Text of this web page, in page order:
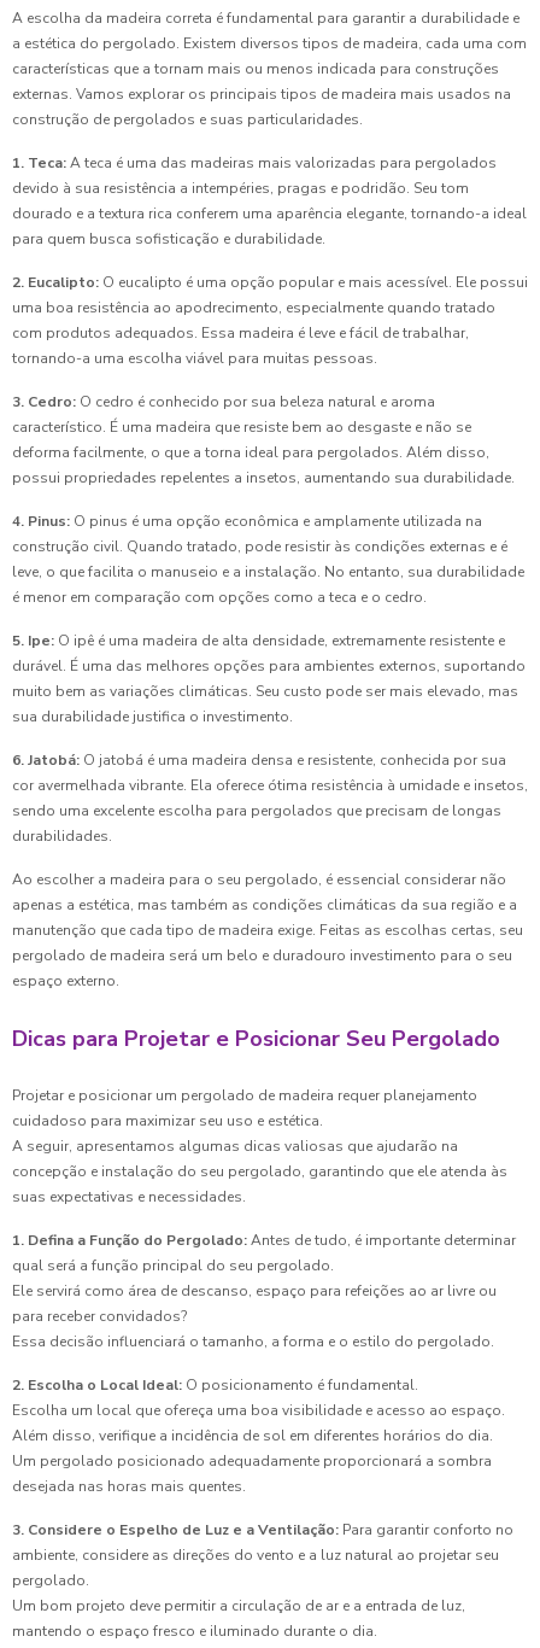
A escolha da madeira correta é fundamental para garantir a durabilidade e
a estética do pergolado. Existem diversos tipos de madeira, cada uma com
características que a tornam mais ou menos indicada para construções
externas. Vamos explorar os principais tipos de madeira mais usados na
construção de pergolados e suas particularidades.
1. Teca:A teca é uma das madeiras mais valorizadas para pergolados
devido à sua resistência a intempéries, pragas e podridão. Seu tom
dourado e a textura rica conferem uma aparência elegante, tornando-a ideal
para quem busca sofisticação e durabilidade.
2. Eucalipto: O eucalipto é uma opção popular e mais acessível. Ele possui
uma boa resistência ao apodrecimento, especialmente quando tratado
com produtos adequados. Essa madeira é leve e fácil de trabalhar,
tornando-a uma escolha viável para muitas pessoas.
3. Cedro: O cedro é conhecido por sua beleza natural e aroma
característico. É uma madeira que resiste bem ao desgaste e não se
deforma facilmente, o que a torna ideal para pergolados. Além disso,
possui propriedades repelentes a insetos, aumentando sua durabilidade.
4. Pinus: O pinus é uma opção econômica e amplamente utilizada na
construção civil. Quando tratado, pode resistir às condições externas e é
leve, o que facilita o manuseio e a instalação. No entanto, sua durabilidade
é menor em comparação com opções como a teca e o cedro.
5. Ipe: O ipê é uma madeira de alta densidade, extremamente resistente e
durável. É uma das melhores opções para ambientes externos, suportando
muito bem as variações climáticas. Seu custo pode ser mais elevado, mas
sua durabilidade justifica o investimento.
6. Jatobá: O jatobá é uma madeira densa e resistente, conhecida por sua
cor avermelhada vibrante. Ela oferece ótima resistência à umidade e insetos,
sendo uma excelente escolha para pergolados que precisam de longas
durabilidades.
Ao escolher a madeira para o seu pergolado, é essencial considerar não
apenas a estética, mas também as condições climáticas da sua região e a
manutenção que cada tipo de madeira exige. Feitas as escolhas certas, seu
pergolado de madeira será um belo e duradouro investimento para o seu
espaço externo.
Dicas para Projetar e Posicionar Seu Pergolado
Projetar e posicionar um pergolado de madeira requer planejamento
cuidadoso para maximizar seu uso e estética.
A seguir, apresentamos algumas dicas valiosas que ajudarão na
concepção e instalação do seu pergolado, garantindo que ele atenda às
suas expectativas e necessidades.
1. Defina a Função do Pergolado:Antes de tudo, é importante determinar
qual será a função principal do seu pergolado.
Ele servirá como área de descanso, espaço para refeições ao ar livre ou
para receber convidados?
Essa decisão influenciará o tamanho, a forma e o estilo do pergolado.
2. Escolha o Local Ideal: O posicionamento é fundamental.
Escolha um local que ofereça uma boa visibilidade e acesso ao espaço.
Além disso, verifique a incidência de sol em diferentes horários do dia.
Um pergolado posicionado adequadamente proporcionará a sombra
desejada nas horas mais quentes.
3. Considere o Espelho de Luz e a Ventilação: Para garantir conforto no
ambiente, considere as direções do vento e a luz natural ao projetar seu
pergolado.
Um bom projeto deve permitir a circulação de ar e a entrada de luz,
mantendo o espaço fresco e iluminado durante o dia.